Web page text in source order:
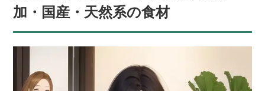
加・国産・天然系の食材